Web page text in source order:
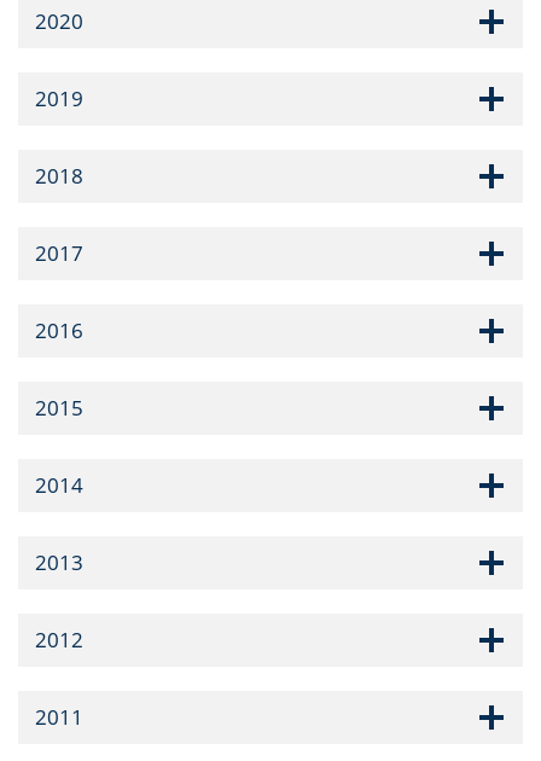
2020
2019
2018
2017
2016
2015
2014
2013
2012
2011